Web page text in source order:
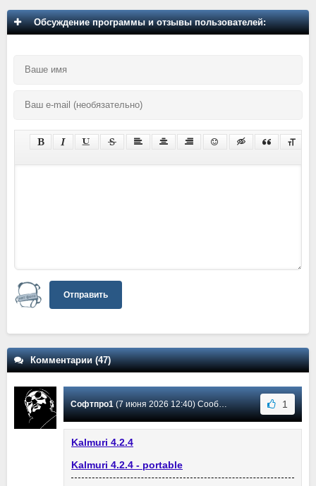
Обсуждение программы и отзывы пользователей:
Отправить
Комментарии (47)
Софтпро1(7 июня 2026 12:40) Сообщение #44 1
Kalmuri 4.2.4
Kalmuri 4.2.4 - portable